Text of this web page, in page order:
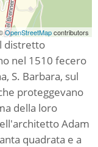
OpenStreetMapcontributors
distretto
nel 1510 fecero
S. Barbara, sul
proteggevano
della loro
Adam
quadrata e a